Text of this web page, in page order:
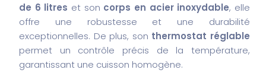
de 6 litres et son corps en acier inoxydable, elle
offre une robustesse et une durabilité
exceptionnelles. De plus, son thermostat réglable
permet un contrôle précis de la température,
garantissant une cuisson homogène.